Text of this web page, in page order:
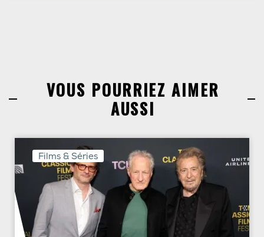
VOUS POURRIEZ AIMER
AUSSI
Films & Séries